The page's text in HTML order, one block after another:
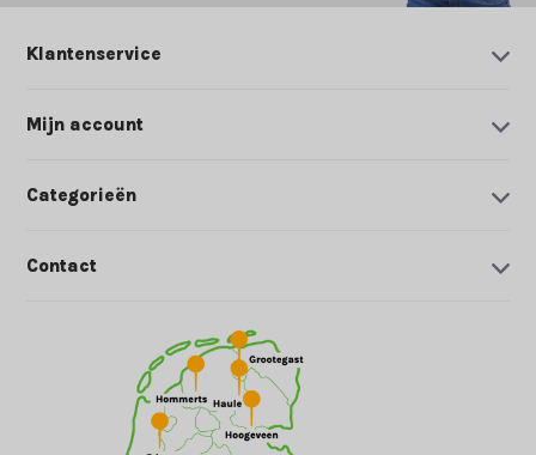
Klantenservice
Mijn account
Categorieën
Contact